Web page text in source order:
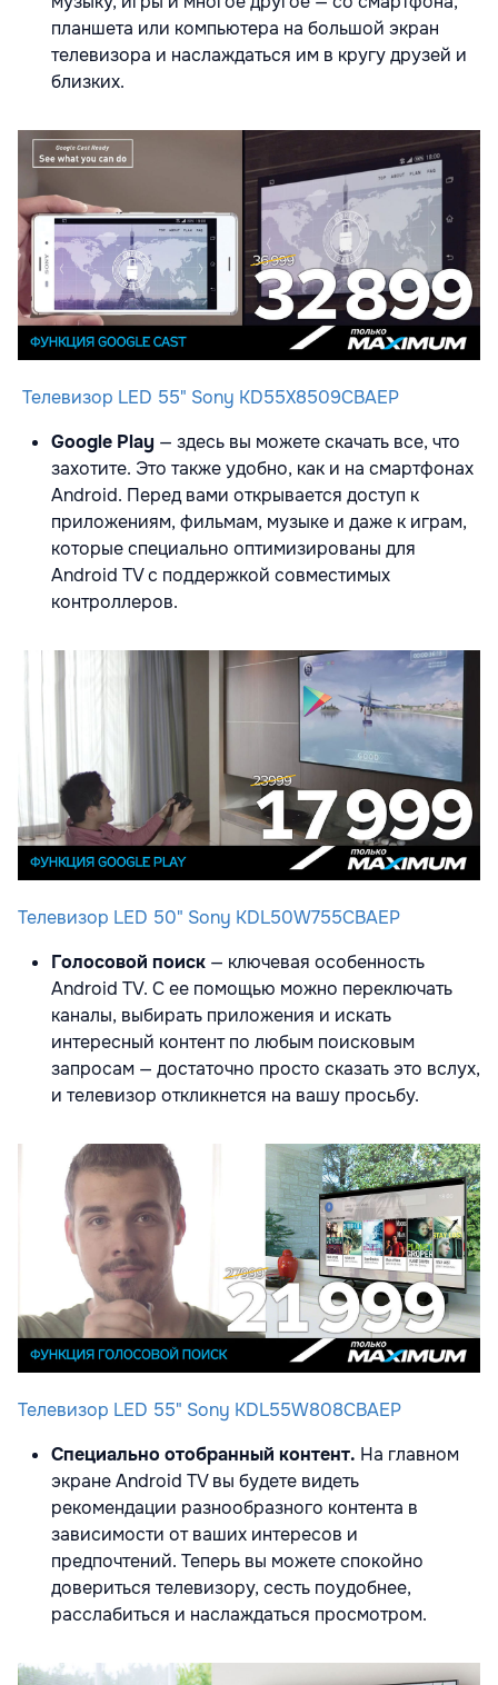
планшета или компьютера на большой экран
телевизора и наслаждаться им в кругу друзей и
близких.
Телевизор LED 55" Sony KD55X8509CBAEP
Google Play — здесь вы можете скачать все, что
захотите. Это также удобно, как и на смартфонах
Android. Перед вами открывается доступ к
приложениям, фильмам, музыке и даже к играм,
которые специально оптимизированы для
Android TV с поддержкой совместимых
контроллеров.
Телевизор LED 50" Sony KDL50W755CBAEP
Голосовой поиск — ключевая особенность
Android TV. С ее помощью можно переключать
каналы, выбирать приложения и искать
интересный контент по любым поисковым
запросам — достаточно просто сказать это вслух,
и телевизор откликнется на вашу просьбу.
Телевизор LED 55" Sony KDL55W808CBAEP
Специально отобранный контент. На главном
экране Android TV вы будете видеть
рекомендации разнообразного контента в
зависимости от ваших интересов и
предпочтений. Теперь вы можете спокойно
довериться телевизору, сесть поудобнее,
расслабиться и наслаждаться просмотром.